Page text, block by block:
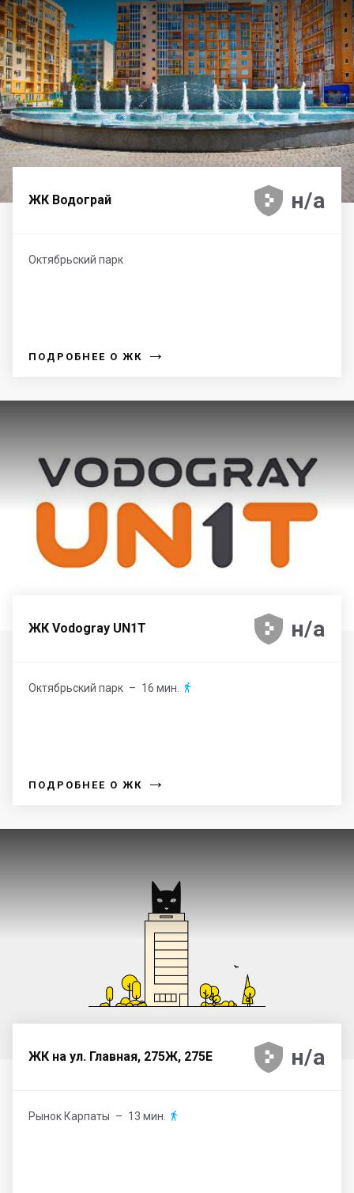
ЖК Водограй 



 н/а
Октябрьский парк
ПОДРОБНЕЕ О ЖК →
ЖК Vodogray UN1T 



 н/а
Октябрьский парк – 16 мин. 
ПОДРОБНЕЕ О ЖК →
ЖК на ул. Главная, 275Ж, 275Е 



 н/а
Рынок Карпаты – 13 мин. 